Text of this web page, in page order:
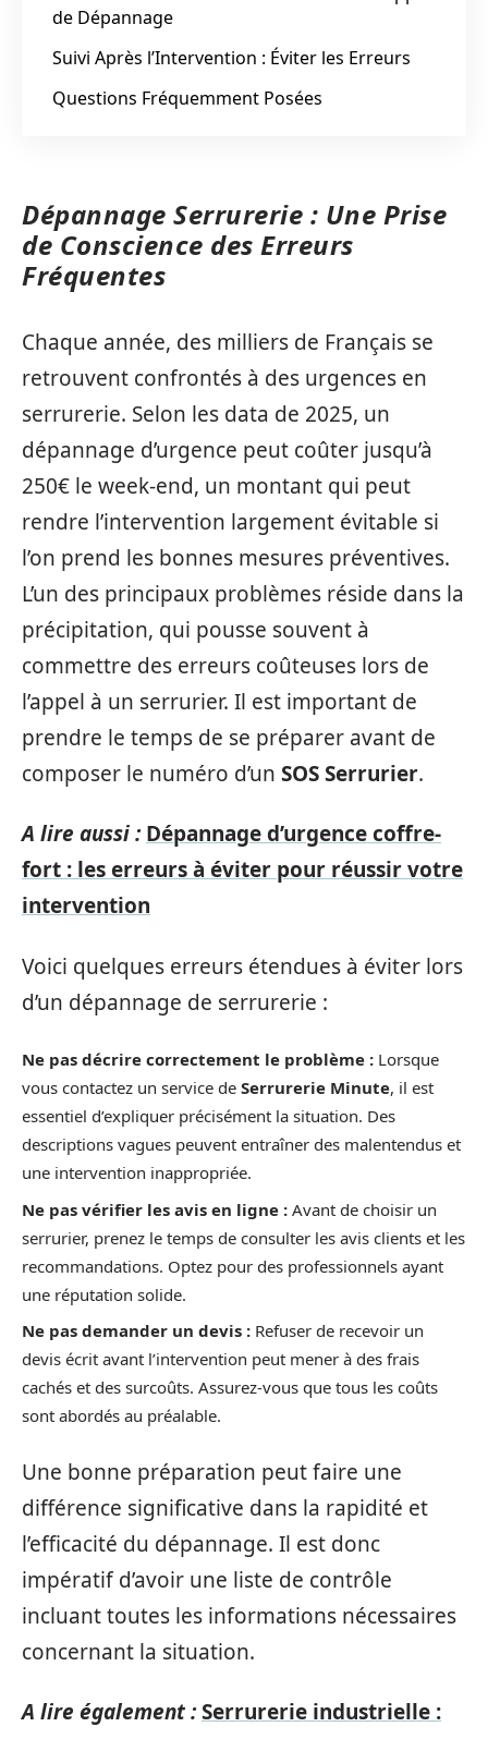
de Dépannage
Suivi Après l’Intervention : Éviter les Erreurs
Questions Fréquemment Posées
Dépannage Serrurerie : Une Prise
de Conscience des Erreurs
Fréquentes
Chaque année, des milliers de Français se
retrouvent confrontés à des urgences en
serrurerie. Selon les data de 2025, un
dépannage d’urgence peut coûter jusqu’à
250€ le week-end, un montant qui peut
rendre l’intervention largement évitable si
l’on prend les bonnes mesures préventives.
L’un des principaux problèmes réside dans la
précipitation, qui pousse souvent à
commettre des erreurs coûteuses lors de
l’appel à un serrurier. Il est important de
prendre le temps de se préparer avant de
composer le numéro d’un SOS Serrurier.
A lire aussi : Dépannage d’urgence coffre-
fort : les erreurs à éviter pour réussir votre
intervention
Voici quelques erreurs étendues à éviter lors
d’un dépannage de serrurerie :
Ne pas décrire correctement le problème : Lorsque
vous contactez un service de Serrurerie Minute, il est
essentiel d’expliquer précisément la situation. Des
descriptions vagues peuvent entraîner des malentendus et
une intervention inappropriée.
Ne pas vérifier les avis en ligne : Avant de choisir un
serrurier, prenez le temps de consulter les avis clients et les
recommandations. Optez pour des professionnels ayant
une réputation solide.
Ne pas demander un devis : Refuser de recevoir un
devis écrit avant l’intervention peut mener à des frais
cachés et des surcoûts. Assurez-vous que tous les coûts
sont abordés au préalable.
Une bonne préparation peut faire une
différence significative dans la rapidité et
l’efficacité du dépannage. Il est donc
impératif d’avoir une liste de contrôle
incluant toutes les informations nécessaires
concernant la situation.
A lire également :Serrurerie industrielle :